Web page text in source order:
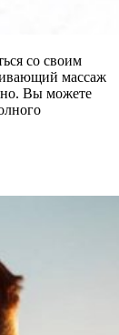
со своим
массаж
Вы можете